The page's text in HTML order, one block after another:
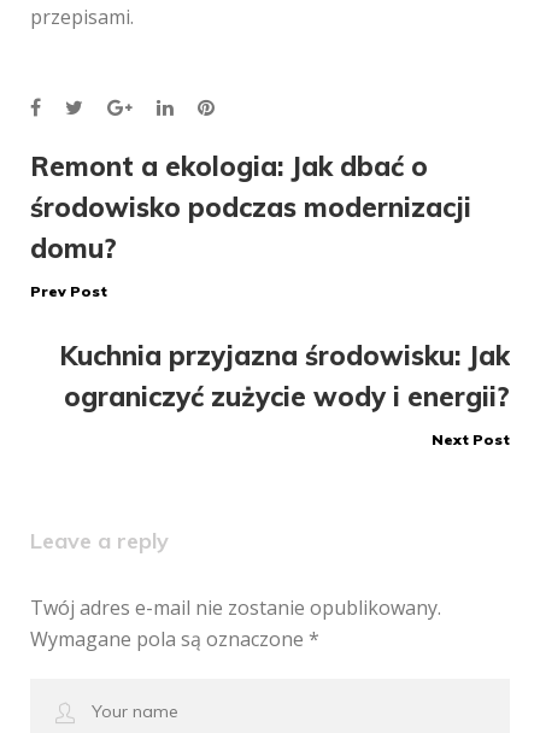
przepisami.
Facebook
TwitterGoogle+LinkedInPinterest
Nawigacja
wpisu
Remont a ekologia: Jak dbać o
środowisko podczas modernizacji
domu?
Prev Post
Kuchnia przyjazna środowisku: Jak
ograniczyć zużycie wody i energii?
Next Post
Leave a reply
Twój adres e-mail nie zostanie opublikowany.
Wymagane pola są oznaczone *